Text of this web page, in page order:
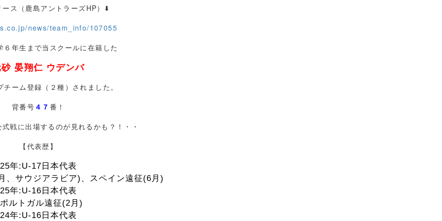
ス（鹿島アントラーズHP）⬇️
news/team_info/107055
６年生まで当スクールに在籍した
晏翔仁 ウデンバ
チーム登録（２種）されました。
背番号 ４７ 番！
戦に出場するのが見れるかも？！・・
【代表歴】
25年:U-17日本代表
、サウジアラビア)、スペイン遠征(6月)
25年:U-16日本代表
ルトガル遠征(2月)
24年:U-16日本代表